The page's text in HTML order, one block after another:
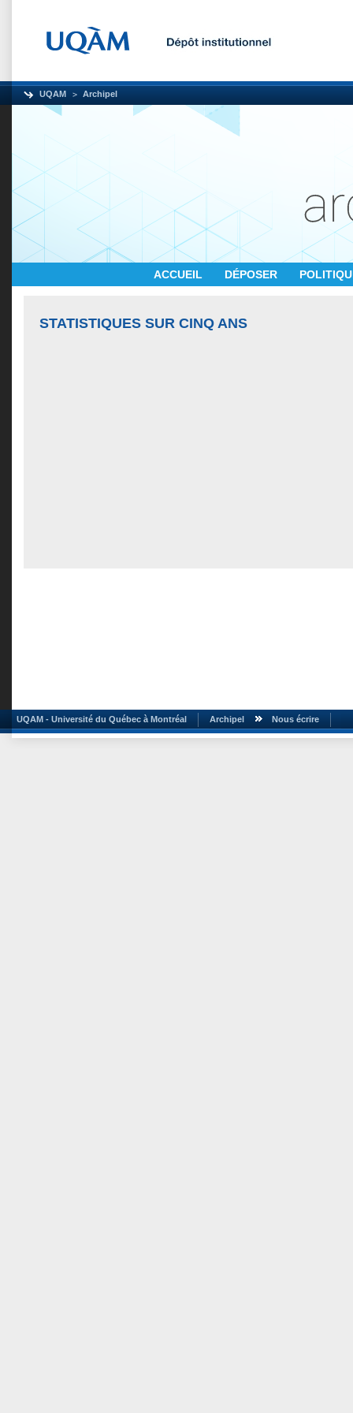
UQAM Archipel
ACCUEIL DÉPOSER
STATISTIQUES SUR CINQ ANS
UQAM - Université du Québec à Montréal Archipel Nous écrire